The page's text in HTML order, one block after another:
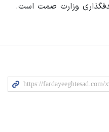
وزارت صمت است.